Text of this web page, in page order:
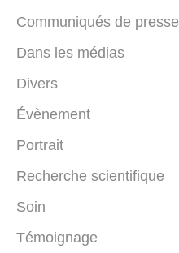
Communiqués de presse
Dans les médias
Divers
Évènement
Portrait
Recherche scientifique
Soin
Témoignage